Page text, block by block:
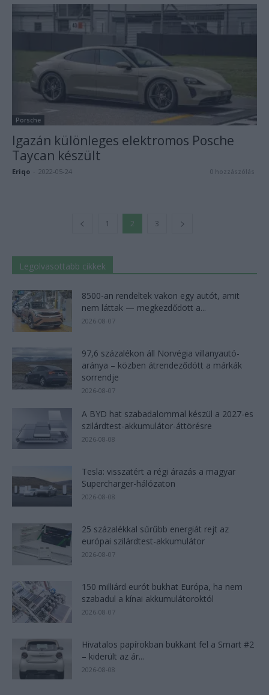
Porsche
Igazán különleges elektromos Posche
Taycan készült
Eriqo 2022-05-24 0 hozzászólás
1 2 3
Legolvasottabb cikkek
8500-an rendeltek vakon egy autót, amit
nem láttak — megkezdődött a...
2026-08-07
97,6 százalékon áll Norvégia villanyautó-
aránya – közben átrendeződött a márkák
sorrendje
2026-08-07
A BYD hat szabadalommal készül a 2027-es
szilárdtest-akkumulátor-áttörésre
2026-08-08
Tesla: visszatért a régi árazás a magyar
Supercharger-hálózaton
2026-08-08
25 százalékkal sűrűbb energiát rejt az
európai szilárdtest-akkumulátor
2026-08-07
150 milliárd eurót bukhat Európa, ha nem
szabadul a kínai akkumulátoroktól
2026-08-07
Hivatalos papírokban bukkant fel a Smart #2
– kiderült az ár...
2026-08-08